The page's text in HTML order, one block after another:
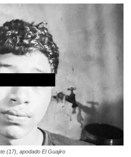
(17), apodado El Guajiro